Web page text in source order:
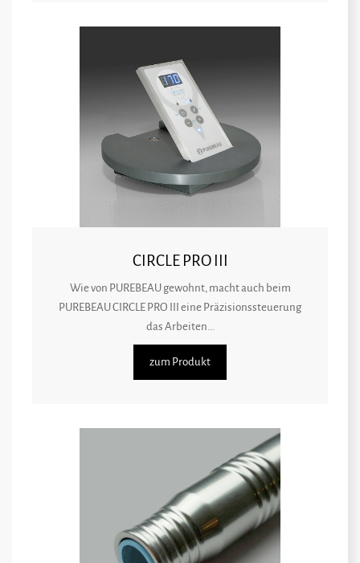
CIRCLE PRO III
Wie von PUREBEAU gewohnt, macht auch beim
PUREBEAU CIRCLE PRO III eine Präzisionssteuerung
das Arbeiten...
zum Produkt